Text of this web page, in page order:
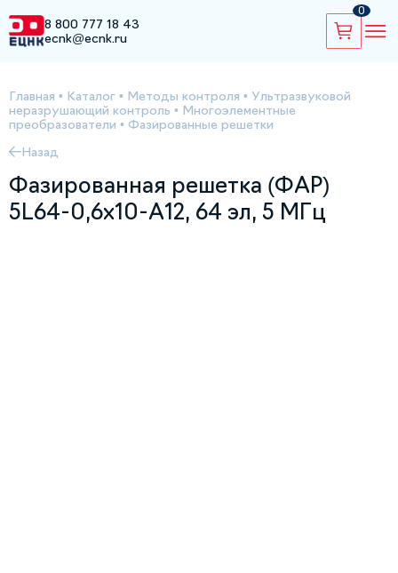
8 800 777 18 43
ecnk@ecnk.ru
0
Главная • Каталог • Методы контроля • Ультразвуковой
неразрушающий контроль • Многоэлементные
преобразователи • Фазированные решетки
Назад
Фазированная решетка (ФАР)
5L64-0,6х10-A12, 64 эл, 5 МГц